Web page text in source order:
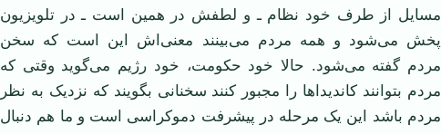
مسایل از طرف خود نظام ـ و لطفش در همین است ـ در تلویزیون
پخش می‌شود و همه مردم می‌بینند معنی‌اش این است که سخن
مردم گفته می‌شود. حالا خود حکومت، خود رژیم می‌گوید وقتی که
مردم بتوانند کاندیدا‌ها را مجبور کنند سخنانی بگویند که نزدیک به نظر
مردم باشد این یک مرحله در پیشرفت دموکراسی است و ما هم دنبال